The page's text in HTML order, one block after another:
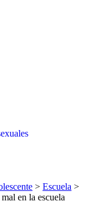
> Escuela >
en la escuela